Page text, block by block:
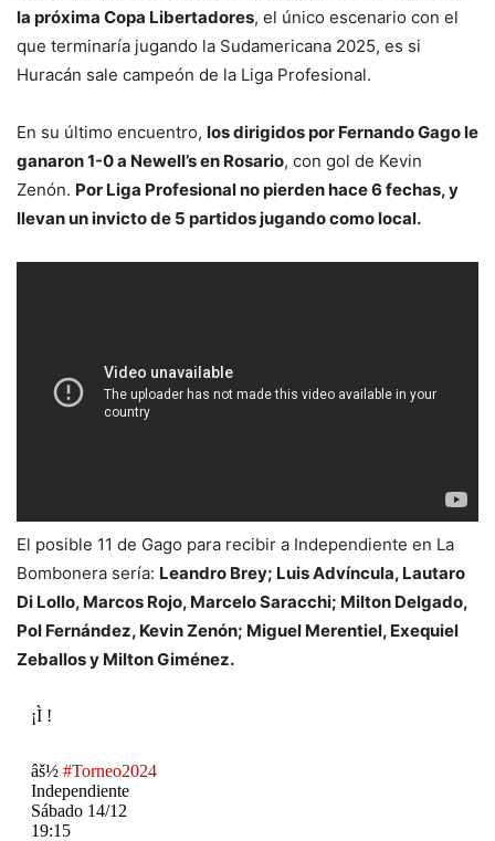
la próxima Copa Libertadores, el único escenario con el
que terminaría jugando la Sudamericana 2025, es si
Huracán sale campeón de la Liga Profesional.
En su último encuentro, los dirigidos por Fernando Gago le
ganaron 1-0 a Newell’s en Rosario, con gol de Kevin
Zenón. Por Liga Profesional no pierden hace 6 fechas, y
llevan un invicto de 5 partidos jugando como local.
El posible 11 de Gago para recibir a Independiente en La
Bombonera sería: Leandro Brey; Luis Advíncula, Lautaro
Di Lollo, Marcos Rojo, Marcelo Saracchi; Milton Delgado,
Pol Fernández, Kevin Zenón; Miguel Merentiel, Exequiel
Zeballos y Milton Giménez.
¡Ì !
âš½ #Torneo2024
Independiente
Sábado 14/12
19:15